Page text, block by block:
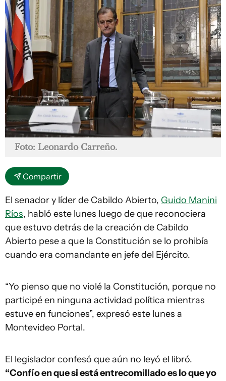
Foto: Leonardo Carreño.
Compartir
El senador y líder de Cabildo Abierto, Guido Manini
Ríos, habló este lunes luego de que reconociera
que estuvo detrás de la creación de Cabildo
Abierto pese a que la Constitución se lo prohibía
cuando era comandante en jefe del Ejército.
“Yo pienso que no violé la Constitución, porque no
participé en ninguna actividad política mientras
estuve en funciones”, expresó este lunes a
Montevideo Portal.
El legislador confesó que aún no leyó el libró.
“Confío en que si está entrecomillado es lo que yo